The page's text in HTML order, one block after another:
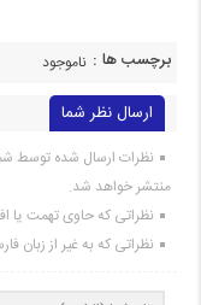
برچسب ها : ناموجود
ارسال نظر شما
نظرات ارسال شده توسط
منتشر خواهد شد.
نظراتی که حاوی تهمت یا
نظراتی که به غیر از زبان